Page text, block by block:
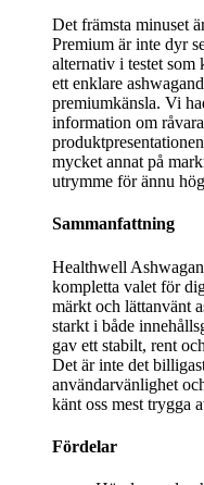
Det främsta minuset
Premium är inte dyr
alternativ i testet som
ett enklare
premiumkänsla. Vi
information om
mycket annat på
utrymme för ännu
Sammanfattning
Healthwell
kompletta valet för
märkt och lättanvänt
starkt i både
gav ett stabilt, rent
Det är inte det
användarvänlighet
känt oss mest trygga
Fördelar